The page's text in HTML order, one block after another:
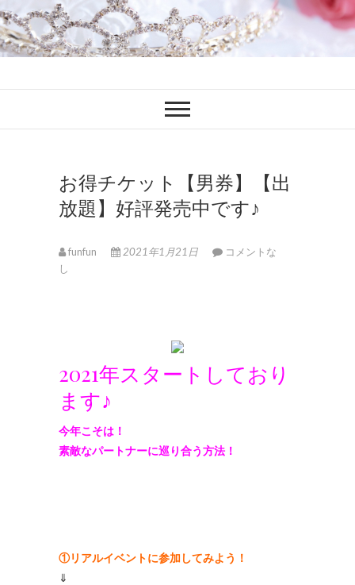
ファンブロ
お得チケット【男券】【出
放題】好評発売中です♪
funfun 2021年1月21日
コメントな
し
2021年スタートしており
ます♪
今年こそは！
素敵なパートナーに巡り合う方法！
①リアルイベントに参加してみよう！
⇓